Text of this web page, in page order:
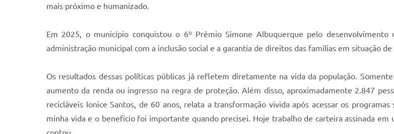
mais próximo e humanizado.
Em 2025, o município conquistou o 6º Prêmio Simone Albuquerque pelo
administração municipal com a inclusão social e a garantia de direitos das famílias em situação
Os resultados dessas políticas públicas já refletem diretamente na vida da população.
aumento da renda ou ingresso na regra de proteção. Além disso, aproximadamente 2.847
recicláveis Ionice Santos, de 60 anos, relata a transformação vivida após acessar os
minha vida e o benefício foi importante quando precisei. Hoje trabalho de carteira assinada